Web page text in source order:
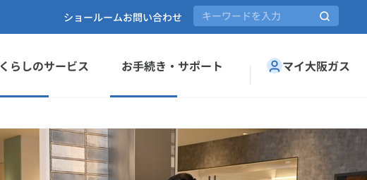
くらしのサービス お手続き・サポート マイ大阪ガス
ショールームお問い合わせ